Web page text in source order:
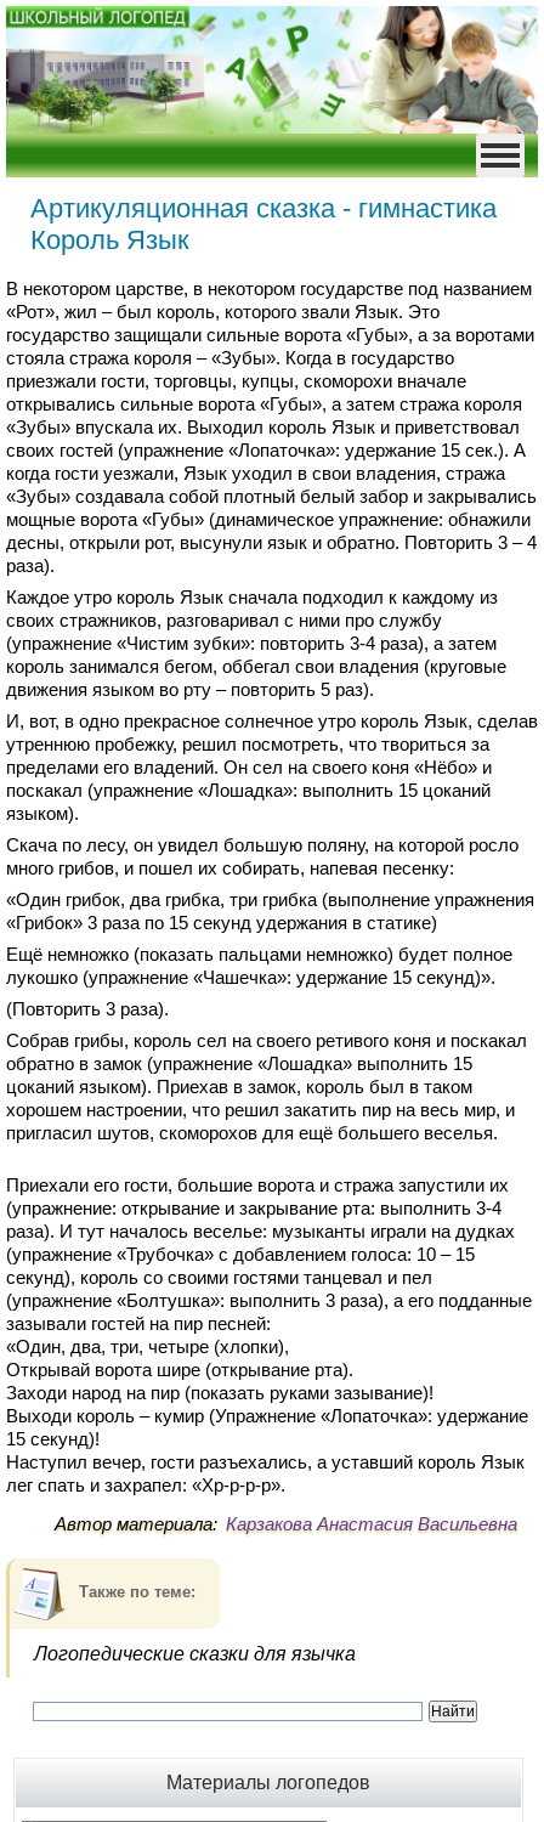
Артикуляционная сказка - гимнастика
Король Язык
В некотором царстве, в некотором государстве под названием
«Рот», жил – был король, которого звали Язык. Это
государство защищали сильные ворота «Губы», а за воротами
стояла стража короля – «Зубы». Когда в государство
приезжали гости, торговцы, купцы, скоморохи вначале
открывались сильные ворота «Губы», а затем стража короля
«Зубы» впускала их. Выходил король Язык и приветствовал
своих гостей (упражнение «Лопаточка»: удержание 15 сек.). А
когда гости уезжали, Язык уходил в свои владения, стража
«Зубы» создавала собой плотный белый забор и закрывались
мощные ворота «Губы» (динамическое упражнение: обнажили
десны, открыли рот, высунули язык и обратно. Повторить 3 – 4
раза).
Каждое утро король Язык сначала подходил к каждому из
своих стражников, разговаривал с ними про службу
(упражнение «Чистим зубки»: повторить 3-4 раза), а затем
король занимался бегом, оббегал свои владения (круговые
движения языком во рту – повторить 5 раз).
И, вот, в одно прекрасное солнечное утро король Язык, сделав
утреннюю пробежку, решил посмотреть, что твориться за
пределами его владений. Он сел на своего коня «Нёбо» и
поскакал (упражнение «Лошадка»: выполнить 15 цоканий
языком).
Скача по лесу, он увидел большую поляну, на которой росло
много грибов, и пошел их собирать, напевая песенку:
«Один грибок, два грибка, три грибка (выполнение упражнения
«Грибок» 3 раза по 15 секунд удержания в статике)
Ещё немножко (показать пальцами немножко) будет полное
лукошко (упражнение «Чашечка»: удержание 15 секунд)».
(Повторить 3 раза).
Собрав грибы, король сел на своего ретивого коня и поскакал
обратно в замок (упражнение «Лошадка» выполнить 15
цоканий языком). Приехав в замок, король был в таком
хорошем настроении, что решил закатить пир на весь мир, и
пригласил шутов, скоморохов для ещё большего веселья.
Приехали его гости, большие ворота и стража запустили их
(упражнение: открывание и закрывание рта: выполнить 3-4
раза). И тут началось веселье: музыканты играли на дудках
(упражнение «Трубочка» с добавлением голоса: 10 – 15
секунд), король со своими гостями танцевал и пел
(упражнение «Болтушка»: выполнить 3 раза), а его подданные
зазывали гостей на пир песней:
«Один, два, три, четыре (хлопки),
Открывай ворота шире (открывание рта).
Заходи народ на пир (показать руками зазывание)!
Выходи король – кумир (Упражнение «Лопаточка»: удержание
15 секунд)!
Наступил вечер, гости разъехались, а уставший король Язык
лег спать и захрапел: «Хр-р-р-р».
Автор материала: Карзакова Анастасия Васильевна
Также по теме:
Логопедические сказки для язычка
Материалы логопедов